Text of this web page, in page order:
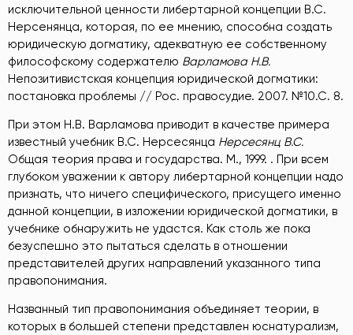
исключительной ценности либертарной концепции В.С.
Нерсенянца, которая, по ее мнению, способна создать
юридическую догматику, адекватную ее собственному
философскому содержателю Варламова Н.В.
Непозитивистская концепция юридической догматики:
постановка проблемы // Рос. правосудие. 2007. №10.С. 8.
При этом Н.В. Варламова приводит в качестве примера
известный учебник В.С. Нерсесянца Нерсесянц В.С.
Общая теория права и государства. М., 1999. . При всем
глубоком уважении к автору либертарной концепции надо
признать, что ничего специфического, присущего именно
данной концепции, в изложении юридической догматики, в
учебнике обнаружить не удастся. Как столь же пока
безуспешно это пытаться сделать в отношении
представителей других направлений указанного типа
правопонимания.
Названный тип правопонимания объединяет теории, в
которых в большей степени представлен юснатурализм,